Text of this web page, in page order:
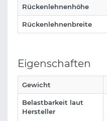
Rückenlehnenhöhe
Rückenlehnenbreite
Eigenschaften
Gewicht
Belastbarkeit laut
Hersteller